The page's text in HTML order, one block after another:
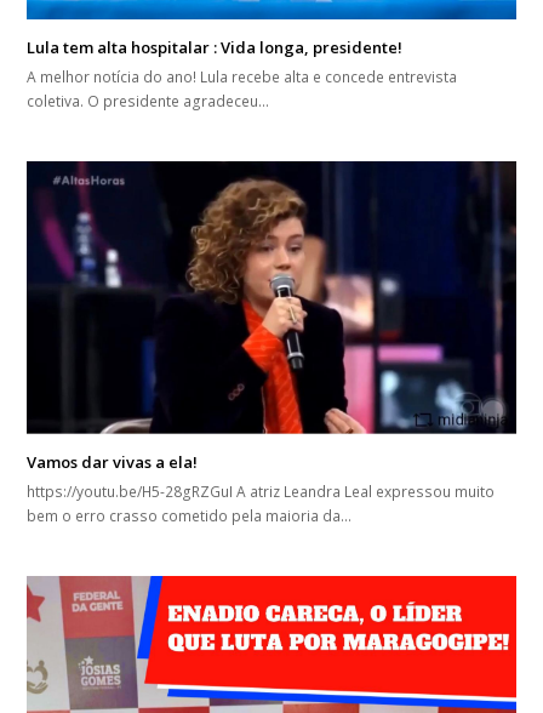
Lula tem alta hospitalar : Vida longa, presidente!
A melhor notícia do ano! Lula recebe alta e concede entrevista
coletiva. O presidente agradeceu…
Vamos dar vivas a ela!
https://youtu.be/H5-28gRZGuI A atriz Leandra Leal expressou muito
bem o erro crasso cometido pela maioria da…